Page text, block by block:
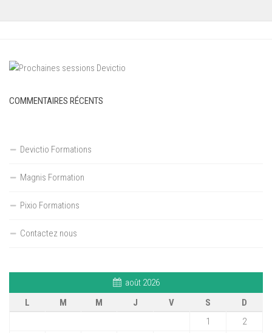
COMMENTAIRES RÉCENTS
Devictio Formations
Magnis Formation
Pixio Formations
Contactez nous
août 2026
L
M M J V S
D
1
2